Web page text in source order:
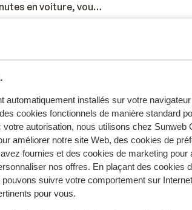
automatiquement installés sur votre
cookies fonctionnels de manière standard
autorisation, nous utilisons chez Sunweb
améliorer notre site Web, des cookies de
fournies et des cookies de marketing pour
nos offres. En plaçant des cookies
suivre votre comportement sur
pour vous.
en voiture, vous
ruelles
modernes et
la journée avec
couple, en famille ou
voyageur.
intérieure ou
à la salle de sport.
chez vous et